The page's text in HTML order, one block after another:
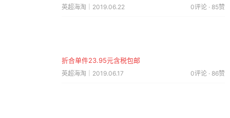
英超海淘｜2019.06.22 0评论 · 85赞
折合单件23.95元含税包邮
英超海淘｜2019.06.17 0评论 · 86赞